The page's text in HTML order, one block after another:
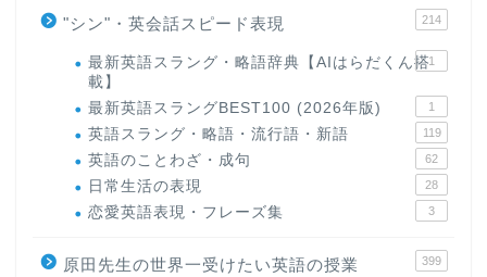
"シン"・英会話スピード表現 214
最新英語スラング・略語辞典【AIはらだくん搭
載】
1
最新英語スラングBEST100 (2026年版) 1
英語スラング・略語・流行語・新語 119
英語のことわざ・成句 62
日常生活の表現 28
恋愛英語表現・フレーズ集 3
原田先生の世界一受けたい英語の授業 399